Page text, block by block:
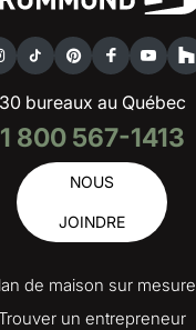
30 bureaux au Québec
1 800 567-1413
NOUS
JOINDRE
de maison sur mesure
un entrepreneur